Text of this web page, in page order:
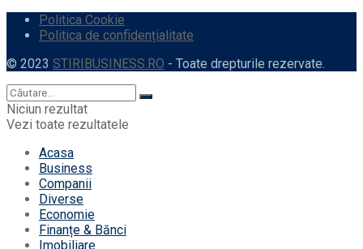
Politica Cookie
Politica de confidențialitate
© 2023 STIRIBUSINESS.RO - Toate drepturile rezervate.
Niciun rezultat
Vezi toate rezultatele
Acasa
Business
Companii
Diverse
Economie
Finanțe & Bănci
Imobiliare